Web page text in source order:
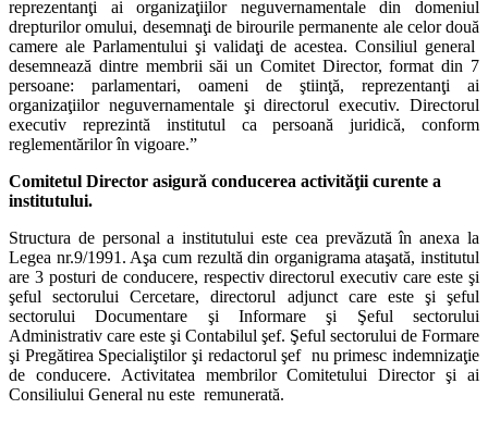
reprezentanţi ai organizaţiilor neguvernamentale din domeniul
drepturilor omului, desemnaţi de birourile permanente ale celor două
camere ale Parlamentului şi validaţi de acestea. Consiliul general
desemnează dintre membrii săi un Comitet Director, format din 7
persoane: parlamentari, oameni de ştiinţă, reprezentanţi ai
organizaţiilor neguvernamentale şi directorul executiv. Directorul
executiv reprezintă institutul ca persoană juridică, conform
reglementărilor în vigoare.”
Comitetul Director asigură conducerea activităţii curente a
institutului.
Structura de personal a institutului este cea prevăzută în anexa la
Legea nr.9/1991. Aşa cum rezultă din organigrama ataşată, institutul
are 3 posturi de conducere, respectiv directorul executiv care este şi
şeful sectorului Cercetare, directorul adjunct care este şi şeful
sectorului Documentare şi Informare şi Şeful sectorului
Administrativ care este şi Contabilul şef. Şeful sectorului de Formare
şi Pregătirea Specialiştilor şi redactorul şef nu primesc indemnizaţie
de conducere. Activitatea membrilor Comitetului Director şi ai
Consiliului General nu este remunerată.